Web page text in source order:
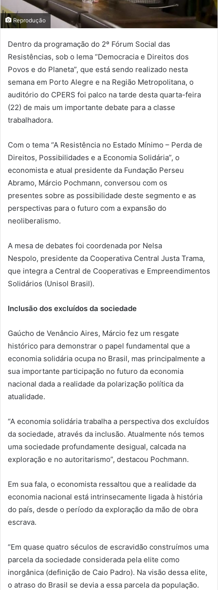
Reprodução
Dentro da programação do 2º Fórum Social das
Resistências, sob o lema “Democracia e Direitos dos
Povos e do Planeta”, que está sendo realizado nesta
semana em Porto Alegre e na Região Metropolitana, o
auditório do CPERS foi palco na tarde desta quarta-feira
(22) de mais um importante debate para a classe
trabalhadora.
Com o tema “A Resistência no Estado Mínimo – Perda de
Direitos, Possibilidades e a Economia Solidária”, o
economista e atual presidente da Fundação Perseu
Abramo, Márcio Pochmann, conversou com os
presentes sobre as possibilidade deste segmento e as
perspectivas para o futuro com a expansão do
neoliberalismo.
A mesa de debates foi coordenada por Nelsa
Nespolo, presidente da Cooperativa Central Justa Trama,
que integra a Central de Cooperativas e Empreendimentos
Solidários (Unisol Brasil).
Inclusão dos excluídos da sociedade
Gaúcho de Venâncio Aires, Márcio fez um resgate
histórico para demonstrar o papel fundamental que a
economia solidária ocupa no Brasil, mas principalmente a
sua importante participação no futuro da economia
nacional dada a realidade da polarização política da
atualidade.
“A economia solidária trabalha a perspectiva dos excluídos
da sociedade, através da inclusão. Atualmente nós temos
uma sociedade profundamente desigual, calcada na
exploração e no autoritarismo”, destacou Pochmann.
Em sua fala, o economista ressaltou que a realidade da
economia nacional está intrinsecamente ligada à história
do país, desde o período da exploração da mão de obra
escrava.
“Em quase quatro séculos de escravidão construímos uma
parcela da sociedade considerada pela elite como
inorgânica (definição de Caio Padro). Na visão dessa elite,
o atraso do Brasil se devia a essa parcela da população.